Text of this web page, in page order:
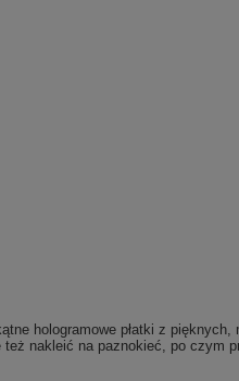
hologramowe płatki z
też nakleić na paznokieć, po czym